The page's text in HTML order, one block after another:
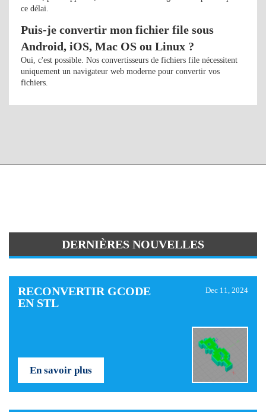
ce délai.
Puis-je convertir mon fichier file sous
Android, iOS, Mac OS ou Linux ?
Oui, c'est possible. Nos convertisseurs de fichiers file nécessitent
uniquement un navigateur web moderne pour convertir vos
fichiers.
DERNIÈRES NOUVELLES
RECONVERTIR GCODE
EN STL
Dec 11, 2024
En savoir plus